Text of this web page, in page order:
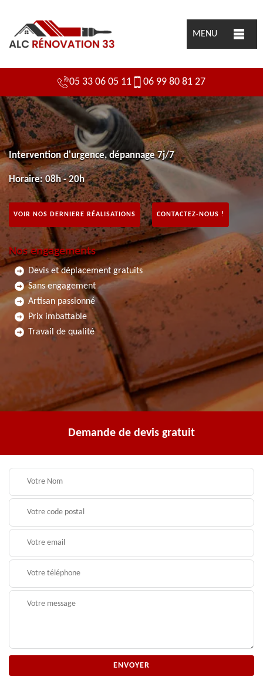
MENU
05 33 06 05 11 06 99 80 81 27
Intervention d'urgence, dépannage 7j/7
Horaire: 08h - 20h
VOIR NOS DERNIERE RÉALISATIONS CONTACTEZ-NOUS !
Nos engagements
Devis et déplacement gratuits
Sans engagement
Artisan passionné
Prix imbattable
Travail de qualité
Demande de devis gratuit